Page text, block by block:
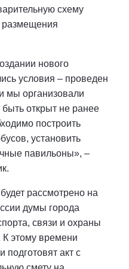
схему
размещения
нового
условия – проведен
мы организовали
открыт не ранее
построить
установить
павильоны», –
рассмотрено на
думы города
связи и охраны
этому времени
подготовят акт с